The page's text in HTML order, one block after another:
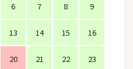
6 7 8 9
13 14 15 16
20 21 22 23